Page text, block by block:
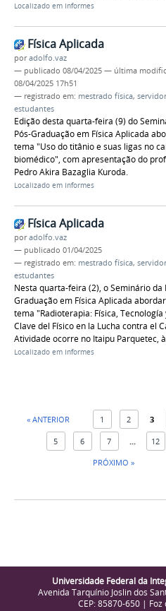
Localizado em Informes
Física Aplicada
poradolfo.vaz
— publicado 08/04/2025 — última
08/04/2025 17h51
— registrado em: mestrado física,
estudantes
Edição desta quarta-feira (9) do
Pós-Graduação em Física Aplicada
tema "Uso do titânio e suas ligas no
biomédico", com apresentação do
Pedro Akira Bazaglia Kuroda.
Localizado em Informes
Física Aplicada
poradolfo.vaz
— publicado 01/04/2025
— registrado em: mestrado física,
estudantes
Nesta quarta-feira (2), o Seminário da
Graduação em Física Aplicada
tema "Radioterapia: Física, Tecnología
Clave del Físico en la Lucha contra el
Atividade ocorre no Itaipu Parquetec,
Localizado em Informes
« ANTERIOR 1 2 3
5 6 7
12
PRÓXIMO »
Universidade Federal da
Avenida Tarquínio Joslin dos
CEP: 85870-650 | Foz